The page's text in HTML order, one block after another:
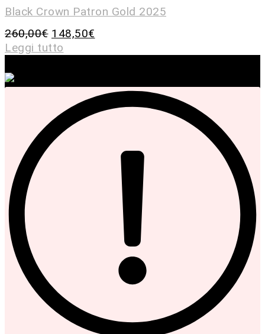
Black Crown Patron Gold 2025
260,00€ 148,50€
Leggi tutto